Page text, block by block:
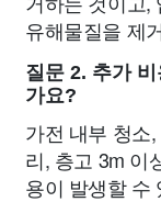
유해물질을 제
질문 2. 추가
가요?
가전 내부 청소
리, 층고 3m 이
용이 발생할 수